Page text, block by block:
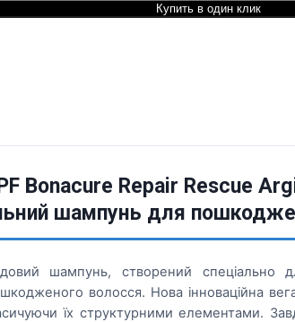
Купить в один клик
Bonacure Repair Rescue
шампунь для
шампунь, створений спеціально
волосся. Нова інноваційна
їх структурними елементами.